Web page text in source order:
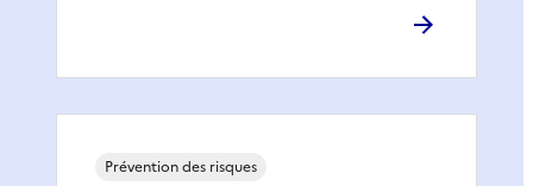
Prévention des risques